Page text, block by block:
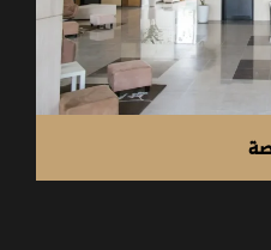
الشقق فى مصر
الأحمر